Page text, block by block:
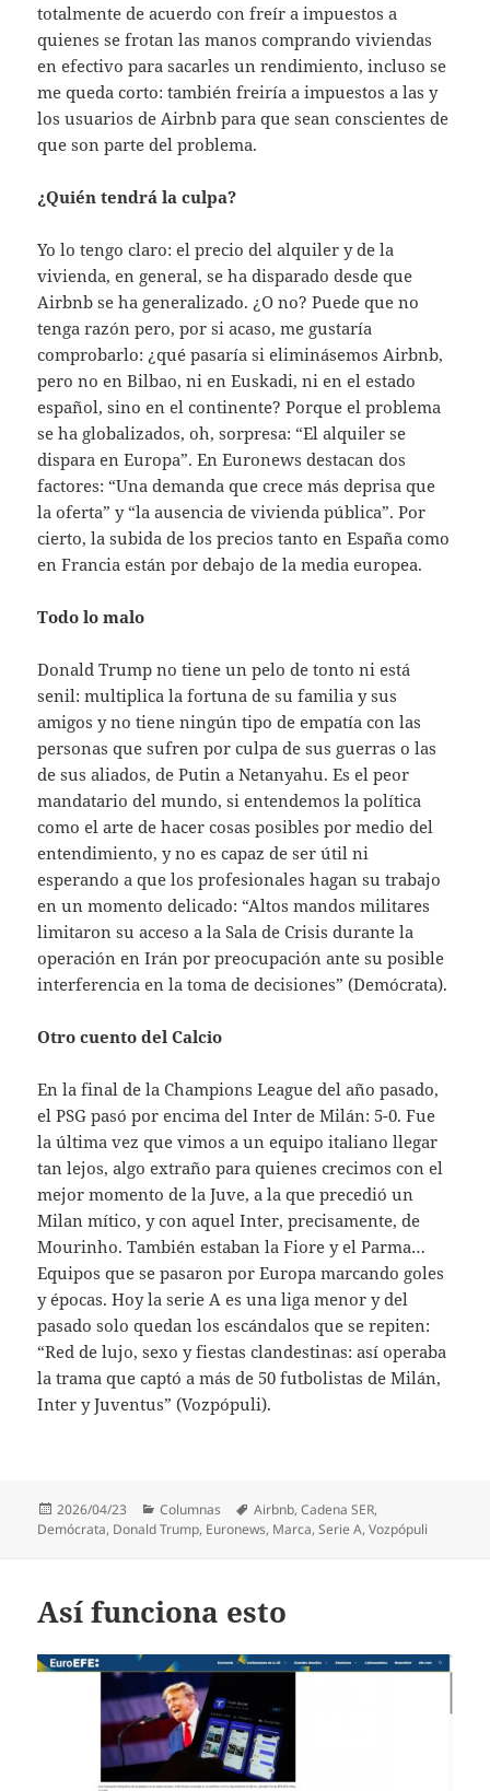
totalmente de acuerdo con freír a impuestos a
quienes se frotan las manos comprando viviendas
en efectivo para sacarles un rendimiento, incluso se
me queda corto: también freiría a impuestos a las y
los usuarios de Airbnb para que sean conscientes de
que son parte del problema.
¿Quién tendrá la culpa?
Yo lo tengo claro: el precio del alquiler y de la
vivienda, en general, se ha disparado desde que
Airbnb se ha generalizado. ¿O no? Puede que no
tenga razón pero, por si acaso, me gustaría
comprobarlo: ¿qué pasaría si eliminásemos Airbnb,
pero no en Bilbao, ni en Euskadi, ni en el estado
español, sino en el continente? Porque el problema
se ha globalizados, oh, sorpresa: “El alquiler se
dispara en Europa”. En Euronews destacan dos
factores: “Una demanda que crece más deprisa que
la oferta” y “la ausencia de vivienda pública”. Por
cierto, la subida de los precios tanto en España como
en Francia están por debajo de la media europea.
Todo lo malo
Donald Trump no tiene un pelo de tonto ni está
senil: multiplica la fortuna de su familia y sus
amigos y no tiene ningún tipo de empatía con las
personas que sufren por culpa de sus guerras o las
de sus aliados, de Putin a Netanyahu. Es el peor
mandatario del mundo, si entendemos la política
como el arte de hacer cosas posibles por medio del
entendimiento, y no es capaz de ser útil ni
esperando a que los profesionales hagan su trabajo
en un momento delicado: “Altos mandos militares
limitaron su acceso a la Sala de Crisis durante la
operación en Irán por preocupación ante su posible
interferencia en la toma de decisiones” (Demócrata).
Otro cuento del Calcio
En la final de la Champions League del año pasado,
el PSG pasó por encima del Inter de Milán: 5-0. Fue
la última vez que vimos a un equipo italiano llegar
tan lejos, algo extraño para quienes crecimos con el
mejor momento de la Juve, a la que precedió un
Milan mítico, y con aquel Inter, precisamente, de
Mourinho. También estaban la Fiore y el Parma…
Equipos que se pasaron por Europa marcando goles
y épocas. Hoy la serie A es una liga menor y del
pasado solo quedan los escándalos que se repiten:
“Red de lujo, sexo y fiestas clandestinas: así operaba
la trama que captó a más de 50 futbolistas de Milán,
Inter y Juventus” (Vozpópuli).
Publicado
el
2026/04/23 Categorías
Columnas Etiquetas
Airbnb,Cadena SER,
Demócrata, Donald Trump, Euronews, Marca,Serie A,Vozpópuli
Así funciona esto